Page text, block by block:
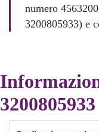
numero
3200805933) e
3200805933